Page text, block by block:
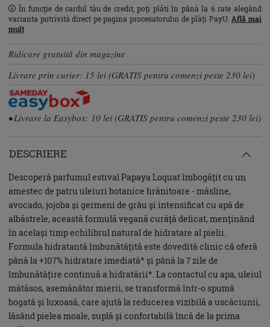
În funcție de cardul tău de credit, poți plăti în până la 6 rate alegând
varianta potrivită direct pe pagina procesatorului de plăți PayU.Află mai
mult
Ridicare gratuită din magazine
Livrare prin curier: 15 lei (GRATIS pentru comenzi peste 230 lei)
• Livrare la Easybox: 10 lei (GRATIS pentru comenzi peste 230 lei)
DESCRIERE
Descoperă parfumul estival Papaya Loquat îmbogățit cu un
amestec de patru uleiuri botanice hrănitoare - măsline,
avocado, jojoba și germeni de grâu și intensificat cu apă de
albăstrele, această formulă vegană curăță delicat, menținând
în același timp echilibrul natural de hidratare al pielii.
Formula hidratantă îmbunătățită este dovedită clinic că oferă
până la +107% hidratare imediată* și până la 7 zile de
îmbunătățire continuă a hidratării*. La contactul cu apa, uleiul
mătăsos, asemănător mierii, se transformă într-o spumă
bogată și luxoasă, care ajută la reducerea vizibilă a uscăciunii,
lăsând pielea moale, suplă și confortabilă încă de la prima